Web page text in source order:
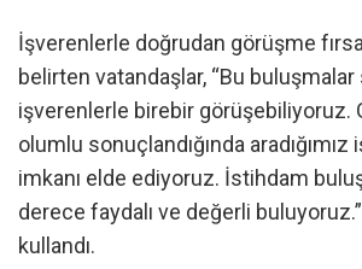
İşverenlerle doğrudan görüşme
belirten vatandaşlar, “Bu
işverenlerle birebir görüşebiliyoruz.
olumlu sonuçlandığında aradığımız
imkanı elde ediyoruz. İstihdam
derece faydalı ve değerli
kullandı.